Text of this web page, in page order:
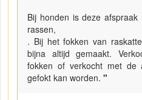
Bij honden is deze
rassen,
. Bij het fokken van
bijna altijd gemaakt.
fokken of verkocht met
gefokt kan worden. "